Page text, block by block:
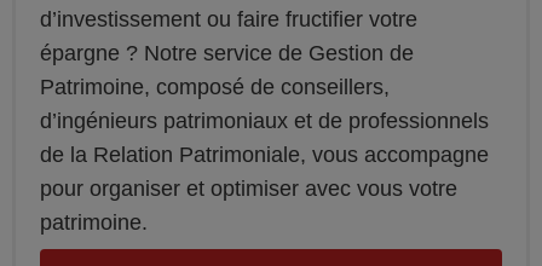
d’investissement ou faire fructifier votre
épargne ? Notre service de Gestion de
Patrimoine, composé de conseillers,
d’ingénieurs patrimoniaux et de professionnels
de la Relation Patrimoniale, vous accompagne
pour organiser et optimiser avec vous votre
patrimoine.